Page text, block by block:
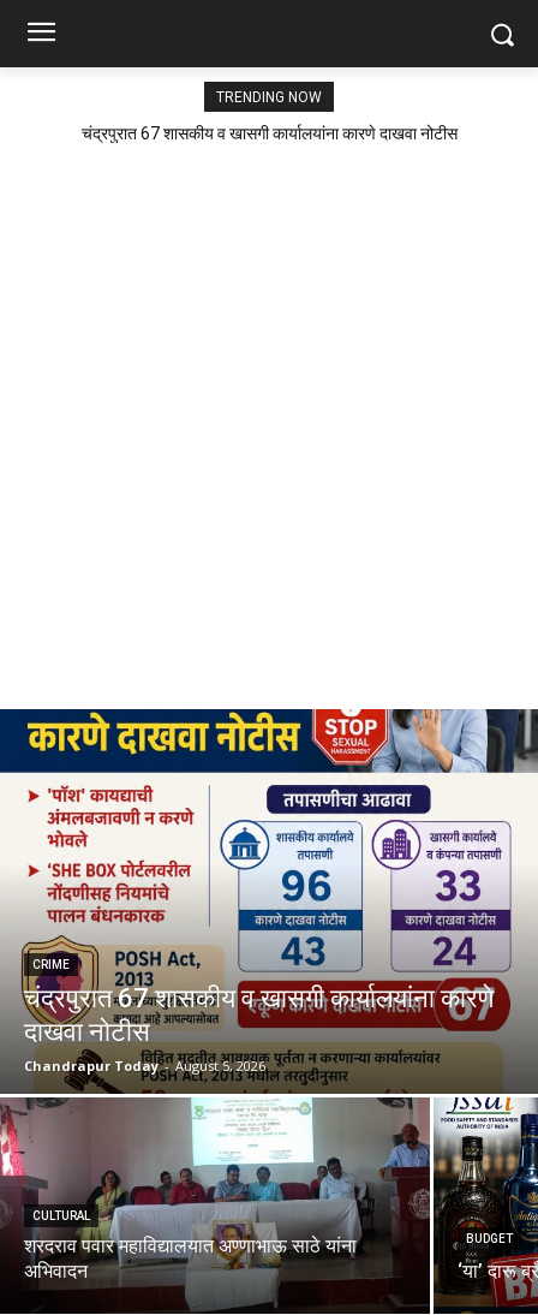
TRENDING NOW
चंद्रपुरात 67 शासकीय व खासगी कार्यालयांना कारणे दाखवा नोटीस
CRIME
चंद्रपुरात 67 शासकीय व खासगी कार्यालयांना कारणे
दाखवा नोटीस
Chandrapur Today - August 5, 2026
CULTURAL
शरदराव पवार महाविद्यालयात अण्णाभाऊ साठे यांना
अभिवादन
BUDGET
‘या’ दारू